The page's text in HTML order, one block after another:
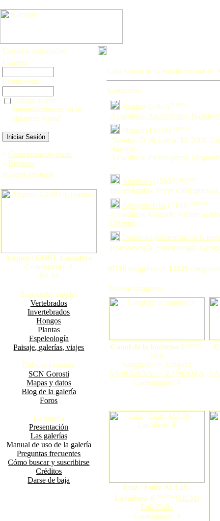
Usuarios registrados
Usuario:
Contraseña:
¿Iniciar sesión
automáticamente en la
siguiente visita?
» Contraseña olvidada
» Registro
Imagen aleatoria
Aizpún / GOÑI. Lavadero
Comentarios: 0
MCM
Búsquedas rápidas
Vertebrados
Invertebrados
Hongos
Plantas
Espeleología
Paisaje, galerías, viajes
Enlaces externos
SCN Gorosti
Mapas y datos
Blog de la galería
Foros
La galería
Presentación
Las galerías
Manual de uso de la galería
Preguntas frecuentes
Cómo buscar y suscribirse
Créditos
Darse de baja
Guía Visual de la Biodiversidad de
Categorías
Hongos (2362) nuevo
A clasificar, Ascomicetos,
Plantas (18624) nuevo
"Gómez, D. & Lorda, M. 2008.
Navarra".
A clasificar, Pteridophyta,
...
Animales (15937) nuevo
Invertebrados, Peces cartilaginosos
Paisaje/hábitat (7103) nuevo
A clasificar, Montaña Atlántica,
Oriental ...
Espeleología/ciencias de la
Paleontología, Espeleología,
50730 imágenes en 12329
Nuevas imágenes
Canal de la bardena 2 nuevo
(JIJ)
Sangüesa <> Zangoza
SANGÜESA <> ZANGOZA
Comentarios: 0
Eulz / Eultz ALLÍN.
Lavadero. 6 nuevo (MCM)
Eulz/Eultz
Comentarios: 0